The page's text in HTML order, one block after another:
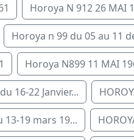
Horoya N 912 26 MAI
Horoya n 99 du 05 au 11
Horoya N899 11 MAI
16-22 Janvier...
13-19 mars 19...